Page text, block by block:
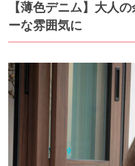
【薄色デニム】大人
ーな雰囲気に